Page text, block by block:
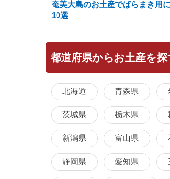
奄美大島のお土産でばらまき用
10選
都道府県からお土産を探
北海道 青森県
茨城県 栃木県
新潟県 富山県
静岡県 愛知県